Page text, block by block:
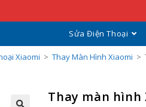
Sửa Điện Thoại
Xiaomi > Thay Màn Hình Xiaomi >
Thay màn hình